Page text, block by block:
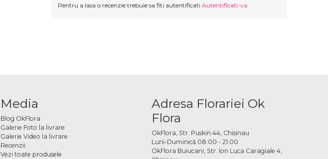
Pentru a lasa o recenzie trebuie sa fiti autentificati Autentificati-va
Media
Blog OkFlora
Galerie Foto la livrare
Galerie Video la livrare
Recenzii
Vezi toate produsele
Adresa Florariei Ok
Flora
OkFlora, Str. Puskin 44, Chisinau
Luni-Duminică 08:00 - 21:00
OkFlora Buiucani, Str. Ion Luca Caragiale 4,